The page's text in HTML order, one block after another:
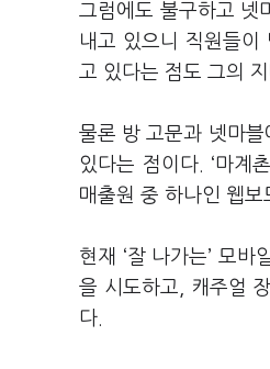
그럼에도 불구하고 넷
내고 있으니 직원들
고 있다는 점도 그의
물론 방 고문과 넷마
있다는 점이다. ‘마계
매출원 중 하나인 웹보
현재 ‘잘 나가는’ 모
을 시도하고, 캐주얼
다.